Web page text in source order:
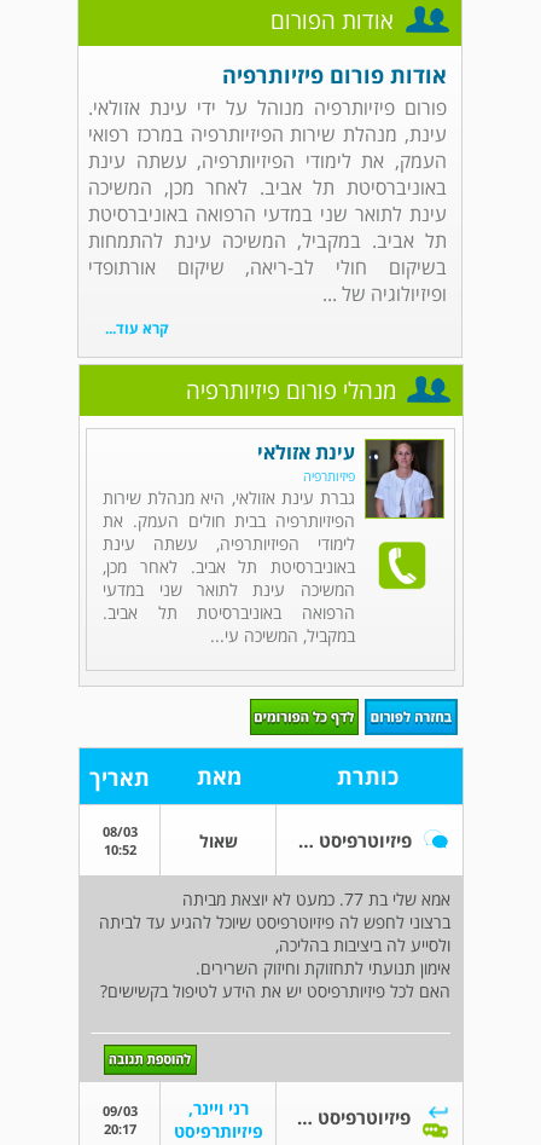
אודות הפורום
אודות פורום פיזיותרפיה
פורום פיזיותרפיה מנוהל על ידי עינת אזולאי.
עינת, מנהלת שירות הפיזיותרפיה במרכז רפואי
העמק, את לימודי הפיזיותרפיה, עשתה עינת
באוניברסיטת תל אביב. לאחר מכן, המשיכה
עינת לתואר שני במדעי הרפואה באוניברסיטת
תל אביב. במקביל, המשיכה עינת להתמחות
בשיקום חולי לב-ריאה, שיקום אורתופדי
ופיזיולוגיה של ...
קרא עוד...
מנהלי פורום פיזיותרפיה
עינת אזולאי
פיזיותרפיה
גברת עינת אזולאי, היא מנהלת שירות
הפיזיותרפיה בבית חולים העמק. את
לימודי הפיזיותרפיה, עשתה עינת
באוניברסיטת תל אביב. לאחר מכן,
המשיכה עינת לתואר שני במדעי
הרפואה באוניברסיטת תל אביב.
במקביל, המשיכה עי...
כותרת מאת תאריך
פיזיוטרפיסט שיוכל להגיע עד לביתה שאול
08/03
10:52
אמא שלי בת 77. כמעט לא יוצאת מביתה
ברצוני לחפש לה פיזיוטרפיסט שיוכל להגיע עד לביתה
ולסייע לה ביציבות בהליכה,
אימון תנועתי לתחזוקת וחיזוק השרירים.
האם לכל פיזיותרפיסט יש את הידע לטיפול בקשישים?
פיזיוטרפיסט שיוכל להגיע עד לביתה
רני ויינר,
פיזיותרפיסט
09/03
20:17